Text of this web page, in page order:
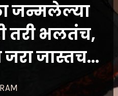
जन्मलेल्या
तरी भलतंच,
जरा जास्तच...